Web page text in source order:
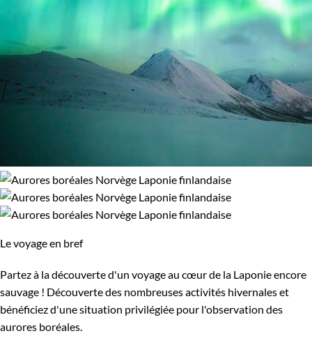
Le voyage en bref
Partez à la découverte d'un voyage au cœur de la Laponie encore
sauvage ! Découverte des nombreuses activités hivernales et
bénéficiez d'une situation privilégiée pour l'observation des
aurores boréales.